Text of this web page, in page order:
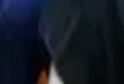
Arı, “Bunu
ekonomik
ekonomik